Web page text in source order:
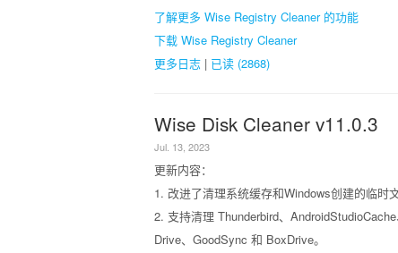
了解更多 Wise Registry Cleaner 的功能
下载 Wise Registry Cleaner
更多日志 | 已读 (2868)
Wise Disk Cleaner v11.0.3
Jul. 13, 2023
更新内容：
1. 改进了清理系统缓存和Windows创建的临时
2. 支持清理 Thunderbird、
Drive、GoodSync 和 BoxDrive。